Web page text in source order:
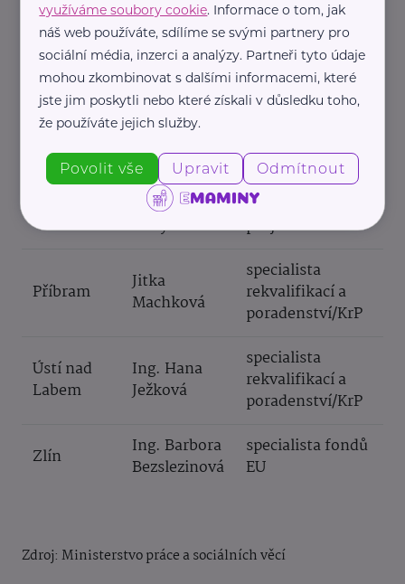
Pardubice
Bc. Anna
Šuhájková
referent
zaměstnanosti,
Národní plán
obnovy (NPO)
Mgr.
Skalová
poradenství/KrP
Mgr. Blanka
Benýšková
koordinátor aktivit
projektu VDTP
Příbram
Jitka
Machková
specialista
rekvalifikací a
poradenství/KrP
Ústí nad
Labem
Ing. Hana
Ježková
specialista
rekvalifikací a
poradenství/KrP
Zlín
Ing. Barbora
Bezslezinová
specialista fondů
EU
Zdroj: Ministerstvo práce a sociálních věcí
využíváme soubory cookie. Informace o tom, jak
náš web používáte, sdílíme se svými partnery pro
sociální média, inzerci a analýzy. Partneři tyto údaje
mohou zkombinovat s dalšími informacemi, které
jste jim poskytli nebo které získali v důsledku toho,
že používáte jejich služby.
Povolit vše Upravit Odmítnout